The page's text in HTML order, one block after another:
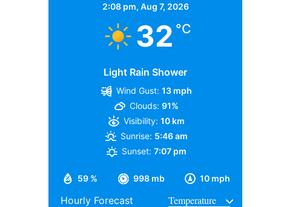
2:08 pm, Aug 7, 2026
32 °C
Light Rain Shower
59 % 998 mb 10 mph
Wind Gust: 13 mph
Clouds: 91%
Visibility: 10 km
Sunrise: 5:46 am
Sunset: 7:07 pm
Hourly Forecast